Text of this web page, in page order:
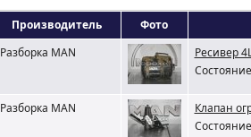
Производитель
Фото
Разборка MAN
Ресивер
Разборка MAN
Клапан